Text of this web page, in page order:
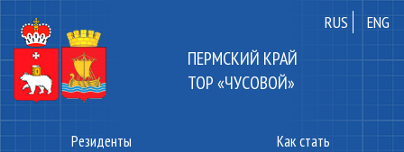
ПЕРМСКИЙ КРАЙ
ТОР «ЧУСОВОЙ»
RUS ENG
Резиденты
Как стать